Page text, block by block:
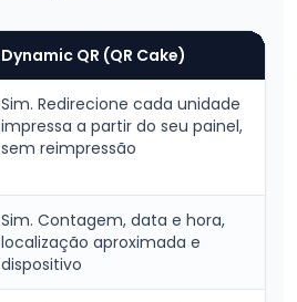
Dynamic QR (QR Cake)
Sim. Redirecione cada unidade
impressa a partir do seu painel,
sem reimpressão
Sim. Contagem, data e hora,
localização aproximada e
dispositivo